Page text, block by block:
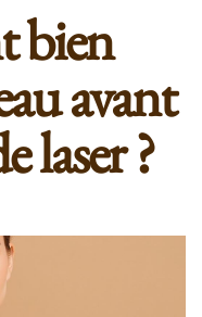
bien
avant
laser ?